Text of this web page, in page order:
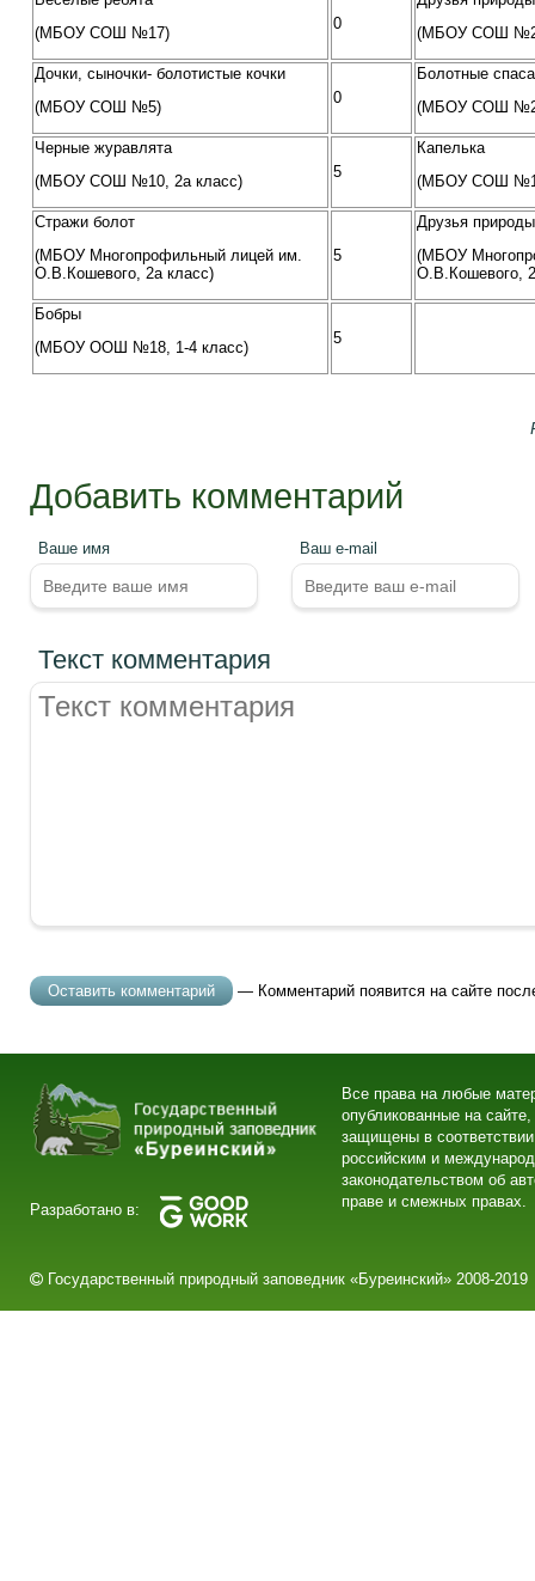
(МБОУ СОШ №17)
0
(МБОУ СОШ
Дочки, сыночки- болотистые кочки
(МБОУ СОШ №5)
0
Болотные
(МБОУ СОШ
Черные журавлята
(МБОУ СОШ №10, 2а класс)
5
Капелька
(МБОУ СОШ
Стражи болот
(МБОУ Многопрофильный лицей им.
О.В.Кошевого, 2а класс)
5
Друзья природы
(МБОУ
О.В.Кошевого,
Бобры
(МБОУ ООШ №18, 1-4 класс)
5
Добавить комментарий
Ваше имя Ваш e-mail
Текст комментария
— Комментарий появится на сайте
Разработано в:
Все права на любые
опубликованные на сайте,
защищены в
российским и
законодательством об
праве и смежных правах.
Государственный природный заповедник «Буреинский» 2008-2019